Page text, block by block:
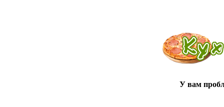
У вам